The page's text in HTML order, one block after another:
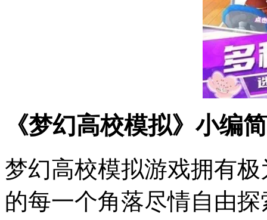
《梦幻高校模拟》小编
梦幻高校模拟游戏拥有
的每一个角落尽情自由